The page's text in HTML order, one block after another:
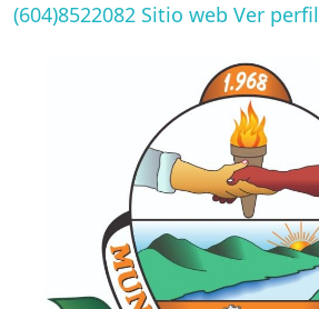
(604)8522082 Sitio web Ver perfil